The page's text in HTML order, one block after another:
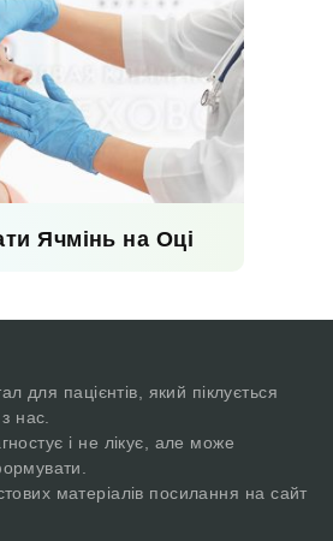
Ячмінь на Оці
для пацієнтів, який піклується
нас.
і не лікує, але може
матеріалів посилання на сайт